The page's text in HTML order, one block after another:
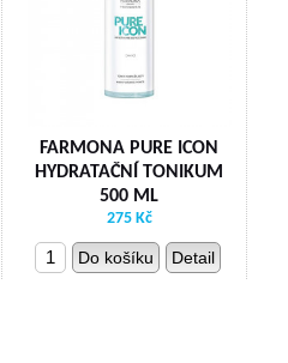
FARMONA PURE ICON
HYDRATAČNÍ TONIKUM
500 ML
275 Kč
Do košíku Detail